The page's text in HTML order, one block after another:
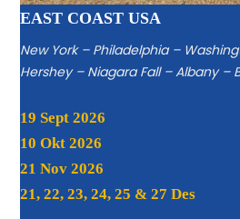
EAST COAST USA
New York – Philadelphia –
Hershey – Niagara Fall – Albany –
19 Sept 2026
10 Okt 2026
21 Nov 2026
21, 22, 23, 24, 25 & 27 Des